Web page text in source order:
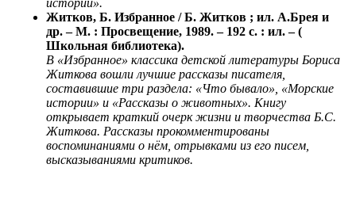
истории».
Житков, Б. Избранное / Б. Житков ; ил. А.Брея и
др. – М. : Просвещение, 1989. – 192 с. : ил. – (
Школьная библиотека).
В «Избранное» классика детской литературы Бориса
Житкова вошли лучшие рассказы писателя,
составившие три раздела: «Что бывало», «Морские
истории» и «Рассказы о животных». Книгу
открывает краткий очерк жизни и творчества Б.С.
Житкова. Рассказы прокомментированы
воспоминаниями о нём, отрывками из его писем,
высказываниями критиков.